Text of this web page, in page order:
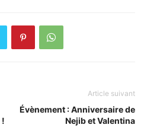
!
Article suivant
Évènement : Anniversaire de
Nejib et Valentina